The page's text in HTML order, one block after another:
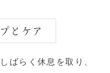
とケア
ばらく休息を取り、